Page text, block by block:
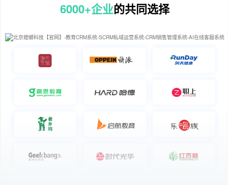
6000+企业的共同选择